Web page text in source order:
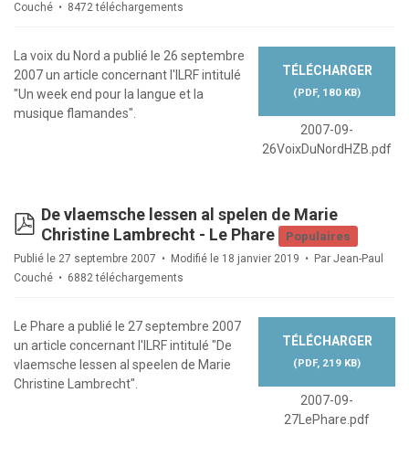
Couché
8472 téléchargements
TÉLÉCHARGER
(PDF, 180 KB)
2007-09-
26VoixDuNordHZB.pdf
La voix du Nord a publié le 26 septembre
2007 un article concernant l'ILRF intitulé
"Un week end pour la langue et la
musique flamandes".
pdf
De vlaemsche lessen al spelen de Marie
Christine Lambrecht - Le Phare
Populaires
Publié le 27 septembre 2007 Modifié le 18 janvier 2019 Par Jean-Paul
Couché
6882 téléchargements
TÉLÉCHARGER
(PDF, 219 KB)
2007-09-
27LePhare.pdf
Le Phare a publié le 27 septembre 2007
un article concernant l'ILRF intitulé "De
vlaemsche lessen al speelen de Marie
Christine Lambrecht".